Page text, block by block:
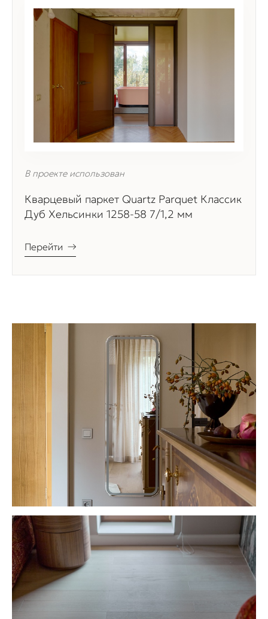
В проекте использован
Кварцевый паркет Quartz Parquet Классик
Дуб Хельсинки 1258-58 7/1,2 мм
Перейти →